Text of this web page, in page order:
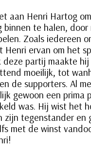
aan Henri Hartog
binnen te halen, door
Zoals iedereen
Henri ervan om het
deze partij maakte
moeilijk, tot
de supporters. Al
gewoon een prima
was. Hij wist het
zijn tegenstander en
met de winst